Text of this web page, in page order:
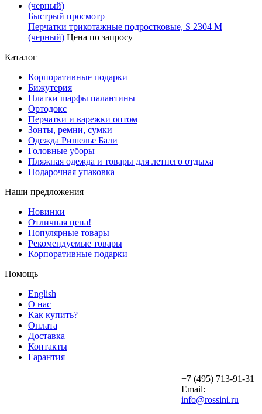
Быстрый просмотр
Перчатки трикотажные подростковые, S 2304 M
(черный) Цена по запросу
Каталог
Корпоративные подарки
Бижутерия
Платки шарфы палантины
Ортодокс
Перчатки и варежки оптом
Зонты, ремни, сумки
Одежда Ришелье Бали
Головные уборы
Пляжная одежда и товары для летнего отдыха
Подарочная упаковка
Наши предложения
Новинки
Отличная цена!
Популярные товары
Рекомендуемые товары
Корпоративные подарки
Помощь
English
О нас
Как купить?
Оплата
Доставка
Контакты
Гарантия
+7 (495) 713-91-31
Email:
info@rossini.ru